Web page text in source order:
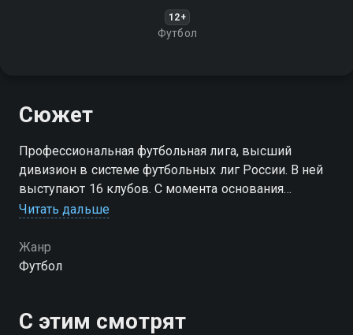
12+
Футбол
Сюжет
Профессиональная футбольная лига, высший
дивизион в системе футбольных лиг России. В ней
выступают 16 клубов. С момента основания
называлась "Российская футбольная премьер—лига"
Читать дальше
Жанр
Футбол
С этим смотрят